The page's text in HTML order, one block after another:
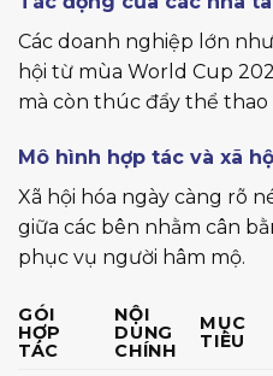
Các doanh nghiệp lớn
hội từ mùa World Cup
mà còn thúc đẩy thể
Mô hình hợp tác và xã
Xã hội hóa ngày càng rõ
giữa các bên nhằm cân
phục vụ người hâm mộ.
GÓI
HỢP
TÁC
NỘI
DUNG
CHÍNH
MỤC
TIÊU